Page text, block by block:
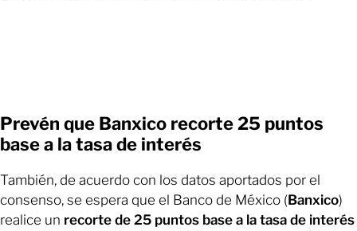
Prevén que Banxico recorte 25 puntos
base a la tasa de interés
También, de acuerdo con los datos aportados por el
consenso, se espera que el Banco de México (Banxico)
realice un recorte de 25 puntos base a la tasa de interés